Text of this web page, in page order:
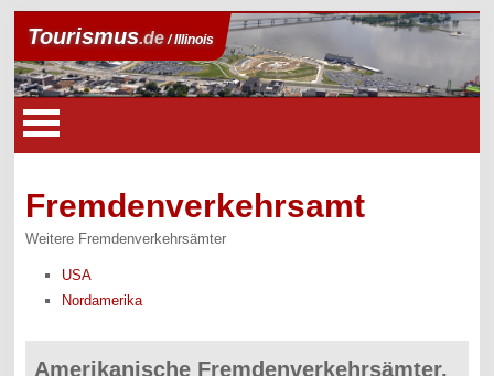
Tourismus.de/ Illinois
Fremdenverkehrsamt
Weitere Fremdenverkehrsämter
USA
Nordamerika
Amerikanische Fremdenverkehrsämter,